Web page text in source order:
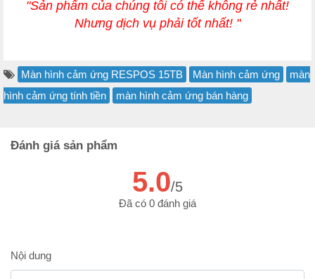
"Sản phẩm của chúng tôi có thể không rẻ nhất!
Nhưng dịch vụ phải tốt nhất! "
Màn hình cảm ứng RESPOS 15TB Màn hình cảm ứng
màn
hình cảm ứng tính tiền
màn hình cảm ứng bán hàng
Đánh giá sản phẩm
5.0/5
Đã có 0 đánh giá
Nội dung